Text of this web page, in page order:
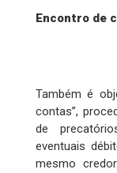
Encontro de
Também é
contas”,
de
eventuais
mesmo